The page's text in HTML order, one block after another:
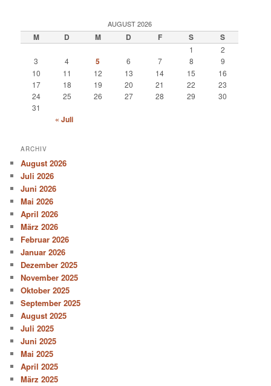
AUGUST 2026
M D M D F S S
1
2
3
4 5 6 7 8
9
10
11 12 13 14 15
16
17
18 19 20 21 22
23
24
25 26 27 28 29
30
31
« Juli
ARCHIV
August 2026
Juli 2026
Juni 2026
Mai 2026
April 2026
März 2026
Februar 2026
Januar 2026
Dezember 2025
November 2025
Oktober 2025
September 2025
August 2025
Juli 2025
Juni 2025
Mai 2025
April 2025
März 2025